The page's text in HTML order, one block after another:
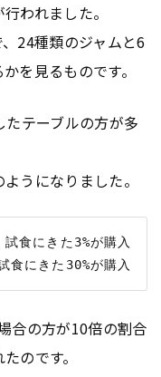
われました。
24種類のジャムと6
を見るものです。
テーブルの方が多
うになりました。
食にきた3%が購入
合の方が10倍の割合
のです。